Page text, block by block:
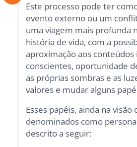
Este processo pode ter
evento externo ou um
uma viagem mais profunda
história de vida, com a
aproximação aos conteúdos
conscientes, oportunidade
as próprias sombras e as
valores e mudar alguns
Esses papéis, ainda na visão
denominados como
descrito a seguir: